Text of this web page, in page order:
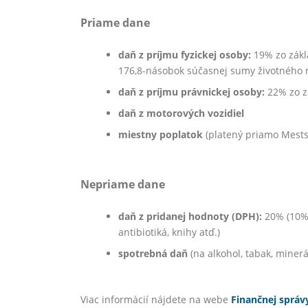
Priame dane
daň z príjmu fyzickej osoby: 19% zo
176,8-násobok súčasnej sumy životného
daň z príjmu právnickej osoby: 22% zo
daň z motorových vozidiel
miestny poplatok (platený priamo
Nepriame dane
daň z pridanej hodnoty (DPH): 20%
antibiotiká, knihy atď.)
spotrebná daň (na alkohol, tabak,
Viac informácií nájdete na webe Finančnej